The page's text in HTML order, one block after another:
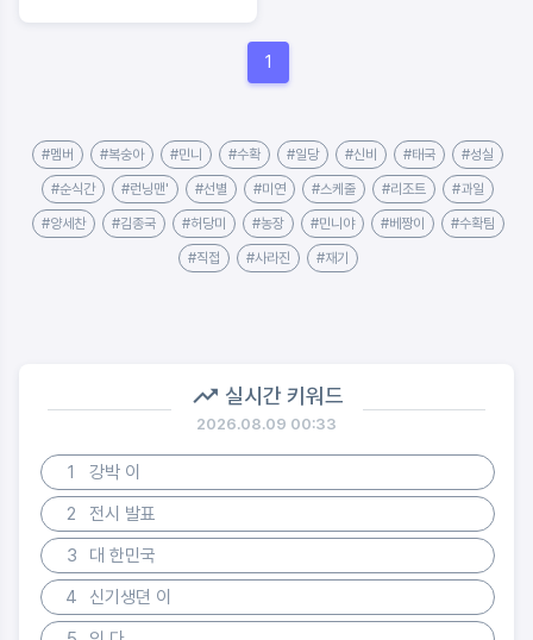
1
#멤버 #복숭아 #민니 #수확 #일당 #신비 #태국 #성실
#순식간 #런닝맨' #선별 #미연 #스케줄 #리조트 #과일
#양세찬 #김종국 #허당미 #농장 #민니야 #베짱이 #수확팀
#직접 #사라진 #재기
실시간 키워드
2026.08.09 00:33
1
강박 이
2
전시 발표
3
대 한민국
4
신기생뎐 이